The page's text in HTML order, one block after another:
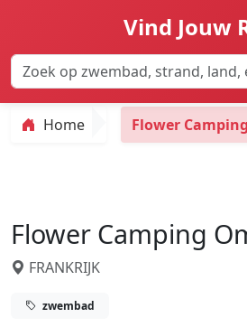
Vind Jouw
Home Flower
Flower Camping
FRANKRIJK
zwembad